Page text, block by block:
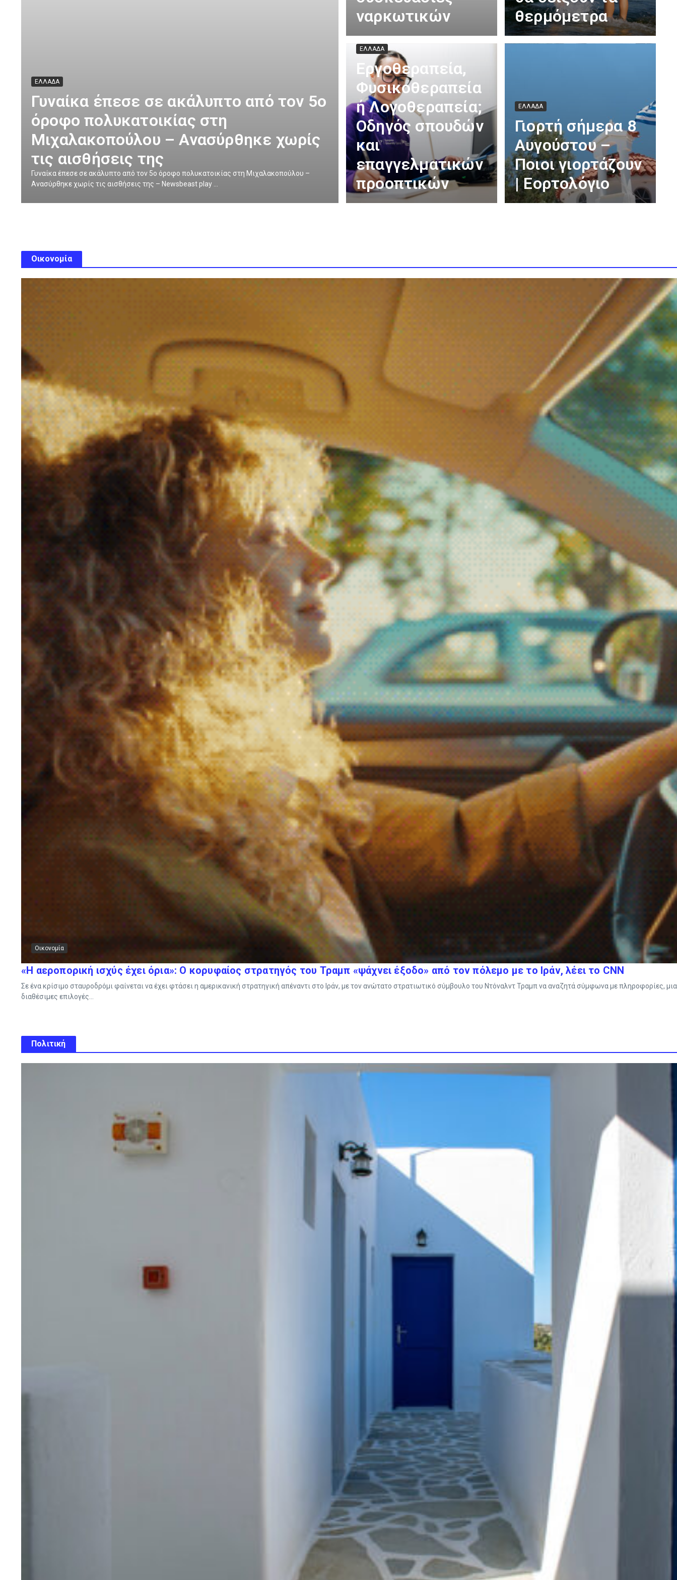
ΕΛΛΑΔΑ
Γυναίκα έπεσε σε ακάλυπτο από τον 5ο
όροφο πολυκατοικίας στη
Μιχαλακοπούλου – Ανασύρθηκε χωρίς
τις αισθήσεις της
Γυναίκα έπεσε σε ακάλυπτο από τον 5ο όροφο πολυκατοικίας στη Μιχαλακοπούλου –
Ανασύρθηκε χωρίς τις αισθήσεις της – Newsbeast play ...
ναρκωτικών
θερμόμετρα
ΕΛΛΑΔΑ
Εργοθεραπεία,
Φυσικοθεραπεία
ή Λογοθεραπεία;
Οδηγός σπουδών
και
επαγγελματικών
προοπτικών
ΕΛΛΑΔΑ
Γιορτή σήμερα 8
Αυγούστου –
Ποιοι γιορτάζουν
| Εορτολόγιο
Οικονομία
Οικονομία
«Η αεροπορική ισχύς έχει όρια»: Ο κορυφαίος στρατηγός του Τραμπ «ψάχνει έξοδο» από τον πόλεμο με το Ιράν, λέει το CNN
Σε ένα κρίσιμο σταυροδρόμι φαίνεται να έχει φτάσει η αμερικανική στρατηγική απέναντι στο Ιράν, με τον ανώτατο στρατιωτικό σύμβουλο του Ντόναλντ Τραμπ να αναζητά σύμφωνα με πληροφορίες,
διαθέσιμες επιλογές...
Πολιτική